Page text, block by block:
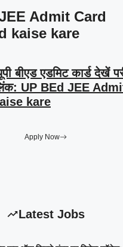
Admit Card
kaise kare
बीएड एडमिट कार्ड देखें
UP BEd JEE
kare
Apply Now
Latest Jobs